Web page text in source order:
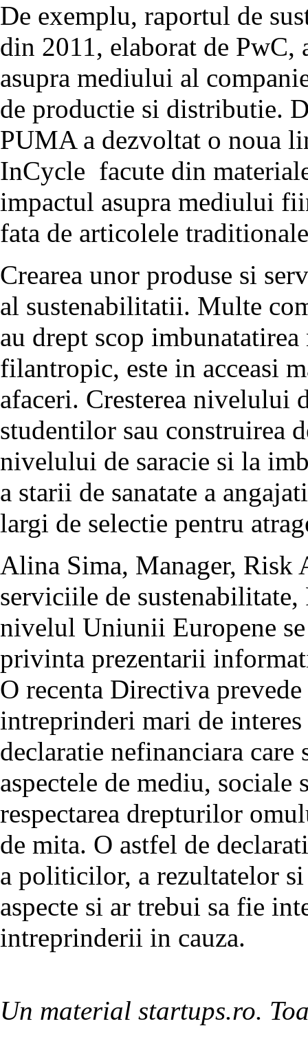
De exemplu, raportul de
din 2011, elaborat de PwC,
asupra mediului al
de productie si distributie.
PUMA a dezvoltat o noua
InCycle facute din
impactul asupra mediului
fata de articolele
Crearea unor produse si
al sustenabilitatii. Multe
au drept scop
filantropic, este in acceasi
afaceri. Cresterea nivelului
studentilor sau construirea
nivelului de saracie si la
a starii de sanatate a
largi de selectie pentru
Alina Sima, Manager, Risk
serviciile de
nivelul Uniunii Europene se
privinta prezentarii
O recenta Directiva
intreprinderi mari de
declaratie nefinanciara
aspectele de mediu, sociale
respectarea drepturilor
de mita. O astfel de
a politicilor, a rezultatelor
aspecte si ar trebui sa fie
intreprinderii in cauza.
Un material startups.ro.